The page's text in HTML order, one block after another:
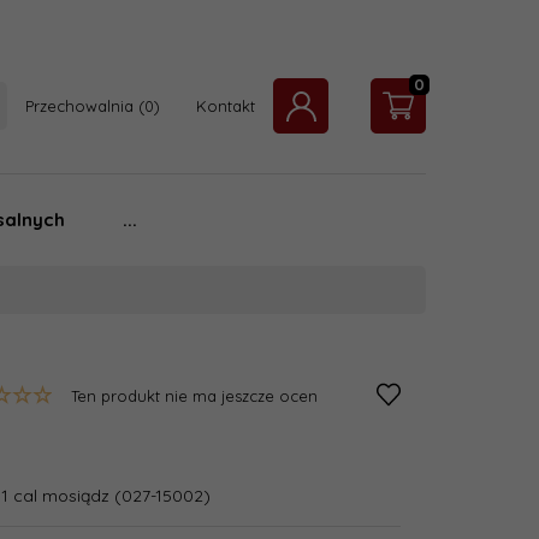
Przechowalnia Kontakt
0
...
Ten produkt nie ma jeszcze ocen
cal mosiądz (027-15002)